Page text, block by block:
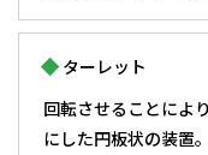
ターレット
回転させることによ
にした円板状の装置